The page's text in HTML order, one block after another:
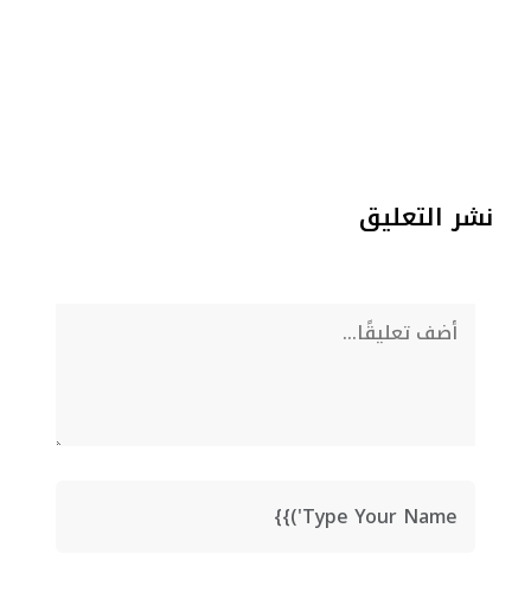
نشر التعليق